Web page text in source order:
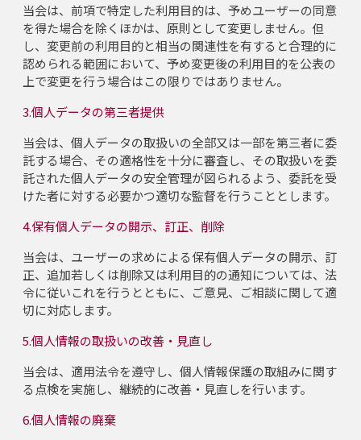
当会は、前項で特定した利用目的は、予めユーザーの同意
を得た場合を除くほかは、原則として変更しません。但
し、変更前の利用目的と相当の関連性を有すると合理的に
認められる範囲において、予め変更後の利用目的を公表の
上で変更を行う場合はこの限りではありません。
3.個人データの第三者提供
当会は、個人データの取扱いの全部又は一部を第三者に委
託する場合、その適格性を十分に審査し、その取扱いを委
託された個人データの安全管理が図られるよう、委託を受
けた者に対する必要かつ適切な監督を行うこととします。
4.保有個人データの開示、訂正、削除
当会は、ユーザーの求めによる保有個人データの開示、訂
正、追加若しくは削除又は利用目的の通知については、法
令に従いこれを行うとともに、ご意見、ご相談に関して適
切に対応します。
5.個人情報の取扱いの改善・見直し
当会は、適用法令を遵守し、個人情報保護の取組みに関す
る点検を実施し、継続的に改善・見直しを行います。
6.個人情報の廃棄